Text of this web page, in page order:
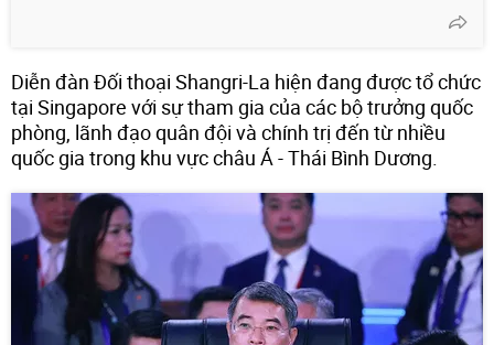
Diễn đàn Đối thoại Shangri-La hiện đang được tổ chức
tại Singapore với sự tham gia của các bộ trưởng quốc
phòng, lãnh đạo quân đội và chính trị đến từ nhiều
quốc gia trong khu vực châu Á - Thái Bình Dương.